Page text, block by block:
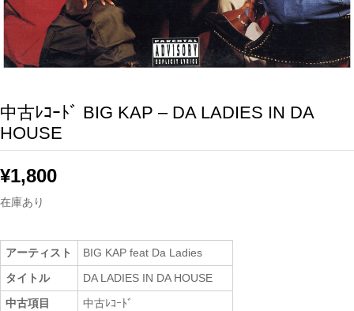
中古ﾚｺｰﾄﾞ BIG KAP – DA LADIES IN DA
HOUSE
¥1,800
在庫あり
アーティスト
BIG KAP feat Da Ladies
タイトル
DA LADIES IN DA HOUSE
中古項目
中古ﾚｺｰﾄﾞ